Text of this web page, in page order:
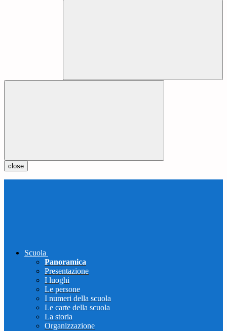
close
Scuola
Panoramica
Presentazione
I luoghi
Le persone
I numeri della scuola
Le carte della scuola
La storia
Organizzazione